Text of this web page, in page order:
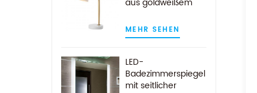
weißem Stoffschirm
MEHR SEHEN
LED-
Badezimmerspiegel
mit seitlicher